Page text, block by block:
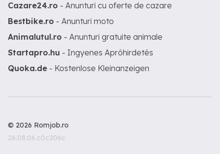
Cazare24.ro - Anunturi cu oferte de cazare
Bestbike.ro - Anunturi moto
Animalutul.ro - Anunturi gratuite animale
Startapro.hu - Ingyenes Apróhirdetés
Quoka.de - Kostenlose Kleinanzeigen
© 2026 Romjob.ro
26.08.06.c0c206c